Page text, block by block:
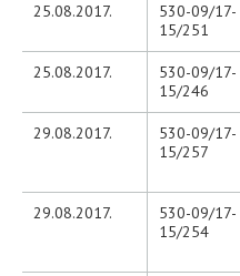
25.08.2017.
530-09/17-
15/251
25.08.2017.
530-09/17-
15/246
29.08.2017.
530-09/17-
15/257
29.08.2017.
530-09/17-
15/254